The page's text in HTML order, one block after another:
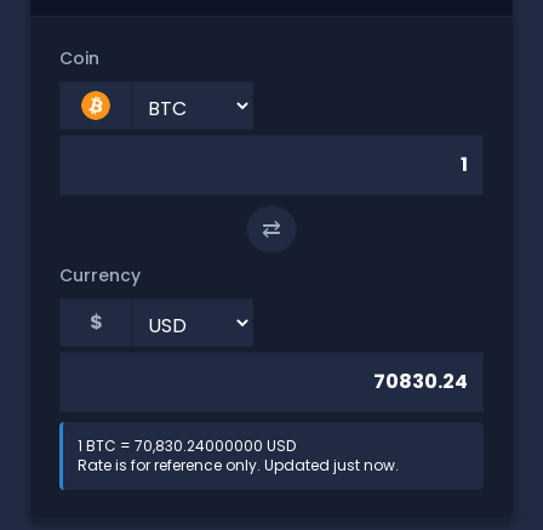
Coin
⇄
Currency
$
1 BTC = 70,830.24000000 USD
Rate is for reference only. Updated just now.